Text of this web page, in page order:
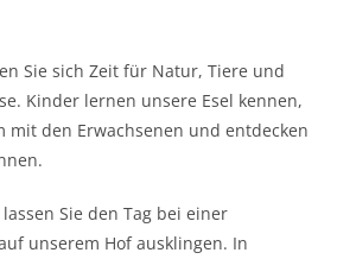
Sie sich Zeit für Natur, Tiere und
Kinder lernen unsere Esel kennen,
mit den Erwachsenen und entdecken
Sie den Tag bei einer
unserem Hof ausklingen. In